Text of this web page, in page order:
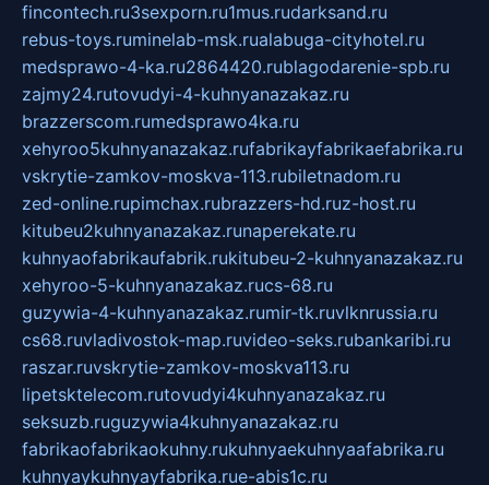
fincontech.ru3sexporn.ru1mus.rudarksand.ru
rebus-toys.ruminelab-msk.rualabuga-cityhotel.ru
medsprawo-4-ka.ru2864420.rublagodarenie-spb.ru
zajmy24.rutovudyi-4-kuhnyanazakaz.ru
brazzerscom.rumedsprawo4ka.ru
xehyroo5kuhnyanazakaz.rufabrikayfabrikaefabrika.ru
vskrytie-zamkov-moskva-113.rubiletnadom.ru
zed-online.rupimchax.rubrazzers-hd.ruz-host.ru
kitubeu2kuhnyanazakaz.runaperekate.ru
kuhnyaofabrikaufabrik.rukitubeu-2-kuhnyanazakaz.ru
xehyroo-5-kuhnyanazakaz.rucs-68.ru
guzywia-4-kuhnyanazakaz.rumir-tk.ruvlknrussia.ru
cs68.ruvladivostok-map.ruvideo-seks.rubankaribi.ru
raszar.ruvskrytie-zamkov-moskva113.ru
lipetsktelecom.rutovudyi4kuhnyanazakaz.ru
seksuzb.ruguzywia4kuhnyanazakaz.ru
fabrikaofabrikaokuhny.rukuhnyaekuhnyaafabrika.ru
kuhnyaykuhnyayfabrika.rue-abis1c.ru